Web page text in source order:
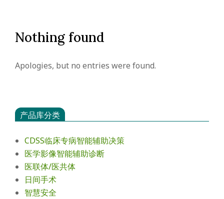
会
Nothing found
Apologies, but no entries were found.
产品库分类
CDSS临床专病智能辅助决策
医学影像智能辅助诊断
医联体/医共体
日间手术
智慧安全